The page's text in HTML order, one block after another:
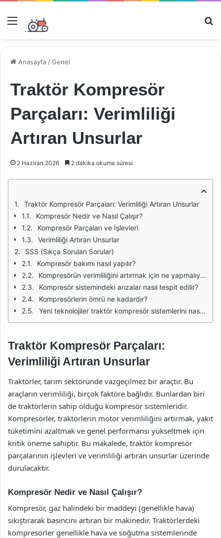
Menü
Anasayfa /Genel
Traktör Kompresör
Parçaları: Verimliliği
Artıran Unsurlar
2 Haziran 2026 2 dakika okuma süresi
Traktör Kompresör Parçaları: Verimliliği Artıran Unsurlar
Kompresör Nedir ve Nasıl Çalışır?
Kompresör Parçaları ve İşlevleri
Verimliliği Artıran Unsurlar
SSS (Sıkça Sorulan Sorular)
Kompresör bakımı nasıl yapılır?
Kompresörün verimliliğini artırmak için ne yapmalıyım?
Kompresör sistemindeki arızalar nasıl tespit edilir?
Kompresörlerin ömrü ne kadardır?
Yeni teknolojiler traktör kompresör sistemlerini nasıl etkiler?
Traktör Kompresör Parçaları:
Verimliliği Artıran Unsurlar
Traktörler, tarım sektöründe vazgeçilmez bir araçtır. Bu
araçların verimliliği, birçok faktöre bağlıdır. Bunlardan biri
de traktörlerin sahip olduğu kompresör sistemleridir.
Kompresörler, traktörlerin motor verimliliğini artırmak, yakıt
tüketimini azaltmak ve genel performansı yükseltmek için
kritik öneme sahiptir. Bu makalede, traktör kompresör
parçalarının işlevleri ve verimliliği artıran unsurlar üzerinde
durulacaktır.
Kompresör Nedir ve Nasıl Çalışır?
Kompresör, gaz halindeki bir maddeyi (genellikle hava)
sıkıştırarak basıncını artıran bir makinedir. Traktörlerdeki
kompresörler genellikle hava ve soğutma sistemlerinde